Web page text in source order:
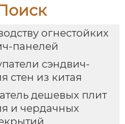
огнестойких
панелей
сэндвич-
стен из китая
дешевых плит
и чердачных